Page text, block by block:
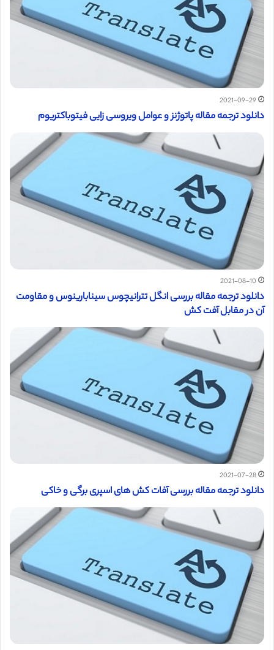
2021-09-29
دانلود ترجمه مقاله پاتوژنز و عوامل ویروسی زایی فیتوباکتریوم
2021-08-10
دانلود ترجمه مقاله بررسی انگل تترانیچوس سینابارینوس و مقاومت
آن در مقابل آفت کش
2021-07-28
دانلود ترجمه مقاله بررسی آفات کش های اسپری برگی و خاکی